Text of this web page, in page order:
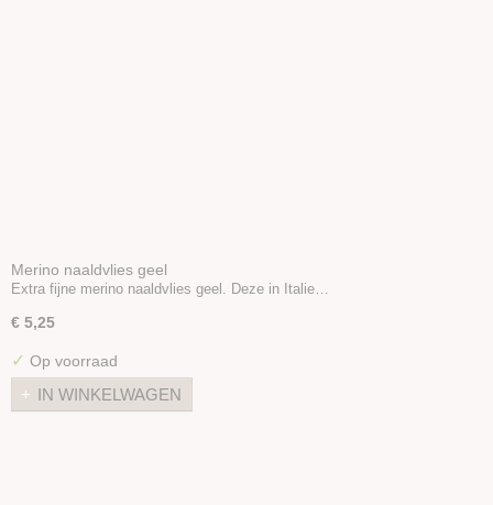
Merino naaldvlies geel
Extra fijne merino naaldvlies geel. Deze in Italie…
€ 5,25
✓ Op voorraad
IN WINKELWAGEN